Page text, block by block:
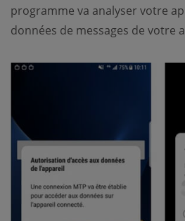
programme va analyser votre
données de messages de votre